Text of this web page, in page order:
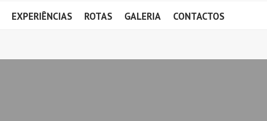
EXPERIÊNCIAS ROTAS GALERIA CONTACTOS